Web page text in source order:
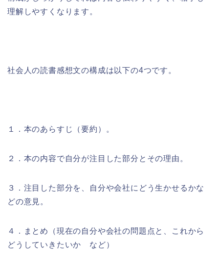
理解しやすくなります。
社会人の読書感想文の構成は以下の4つです。
１． 本のあらすじ（要約）。
２． 本の内容で自分が注目した部分とその理由。
３． 注目した部分を、自分や会社にどう生かせるかな
どの意見。
４．
まとめ（現在の自分や会社の問題点と、これから
どうしていきたいか など）